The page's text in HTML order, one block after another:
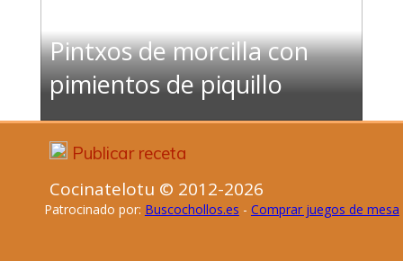
Pintxos de morcilla con
pimientos de piquillo
Publicar receta
Cocinatelotu © 2012-2026
Patrocinado por: Buscochollos.es - Comprar juegos de mesa